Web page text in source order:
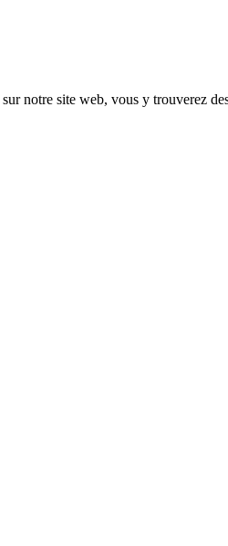
sur notre site web, vous y trouverez